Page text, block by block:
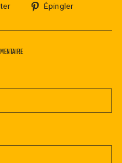
Tweeter
Twitter
Épingler
Pinterest